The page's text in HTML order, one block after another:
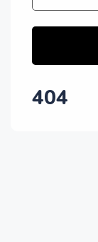
404